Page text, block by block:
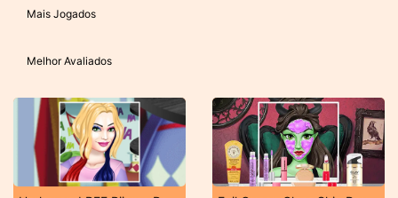
Mais Jogados
Melhor Avaliados